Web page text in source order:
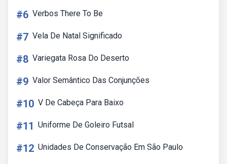
#6 Verbos There To Be
#7 Vela De Natal Significado
#8 Variegata Rosa Do Deserto
#9 Valor Semântico Das Conjunções
#10 V De Cabeça Para Baixo
#11 Uniforme De Goleiro Futsal
#12 Unidades De Conservação Em São Paulo